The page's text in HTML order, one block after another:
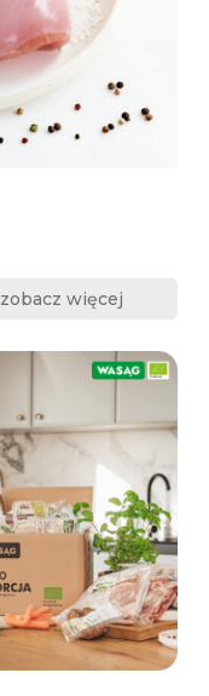
zobacz więcej